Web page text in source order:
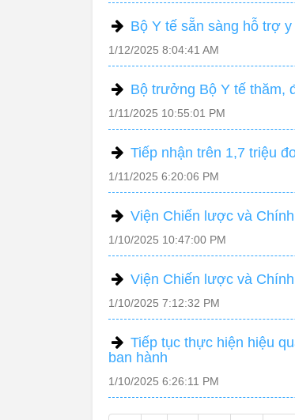
Bộ Y tế sẵn sàng hỗ trợ
1/12/2025 8:04:41 AM
Bộ trưởng Bộ Y tế thăm,
1/11/2025 10:55:01 PM
Tiếp nhận trên 1,7 triệu
1/11/2025 6:20:06 PM
Viện Chiến lược và
1/10/2025 10:47:00 PM
Viện Chiến lược và
1/10/2025 7:12:32 PM
Tiếp tục thực hiện hiệu
ban hành
1/10/2025 6:26:11 PM